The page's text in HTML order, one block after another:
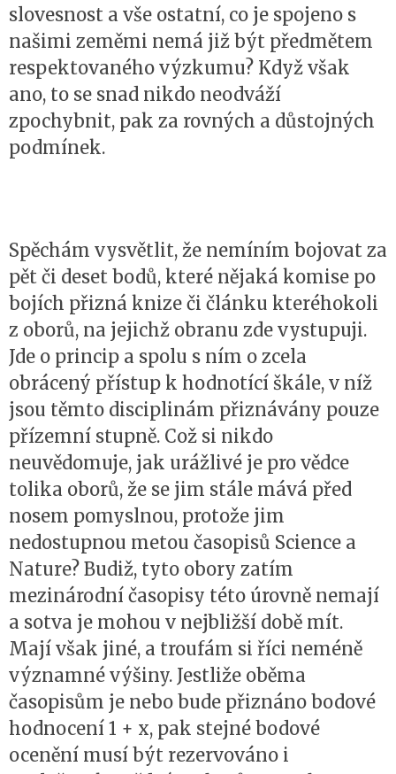
slovesnost a vše ostatní, co je spojeno s
našimi zeměmi nemá již být předmětem
respektovaného výzkumu? Když však
ano, to se snad nikdo neodváží
zpochybnit, pak za rovných a důstojných
podmínek.
Spěchám vysvětlit, že nemíním bojovat za
pět či deset bodů, které nějaká komise po
bojích přizná knize či článku kteréhokoli
z oborů, na jejichž obranu zde vystupuji.
Jde o princip a spolu s ním o zcela
obrácený přístup k hodnotící škále, v níž
jsou těmto disciplinám přiznávány pouze
přízemní stupně. Což si nikdo
neuvědomuje, jak urážlivé je pro vědce
tolika oborů, že se jim stále mává před
nosem pomyslnou, protože jim
nedostupnou metou časopisů Science a
Nature? Budiž, tyto obory zatím
mezinárodní časopisy této úrovně nemají
a sotva je mohou v nejbližší době mít.
Mají však jiné, a troufám si říci neméně
významné výšiny. Jestliže oběma
časopisům je nebo bude přiznáno bodové
hodnocení 1 + x, pak stejné bodové
ocenění musí být rezervováno i